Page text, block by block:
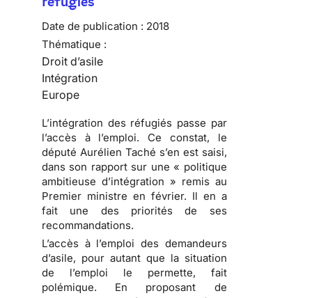
Date de publication : 2018
Thématique :
Droit d’asile
Intégration
Europe
L’intégration des réfugiés passe par
l’accès à l’emploi. Ce constat, le
député Aurélien Taché s’en est saisi,
dans son rapport sur une « politique
ambitieuse d’intégration » remis au
Premier ministre en février. Il en a
fait une des priorités de ses
recommandations.
L’accès à l’emploi des demandeurs
d’asile, pour autant que la situation
de l’emploi le permette, fait
polémique. En proposant de